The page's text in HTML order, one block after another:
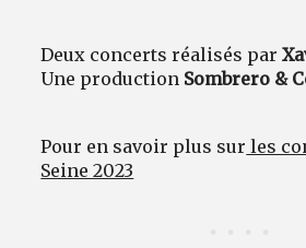
Deux concerts réalisés par
Une production Sombrero &
Pour en savoir plus sur les
Seine 2023